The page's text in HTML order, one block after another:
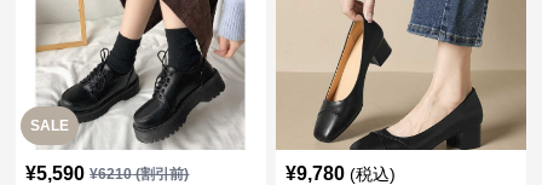
SALE
¥5,590 ¥6210(割引前) ¥9,780 (税込)